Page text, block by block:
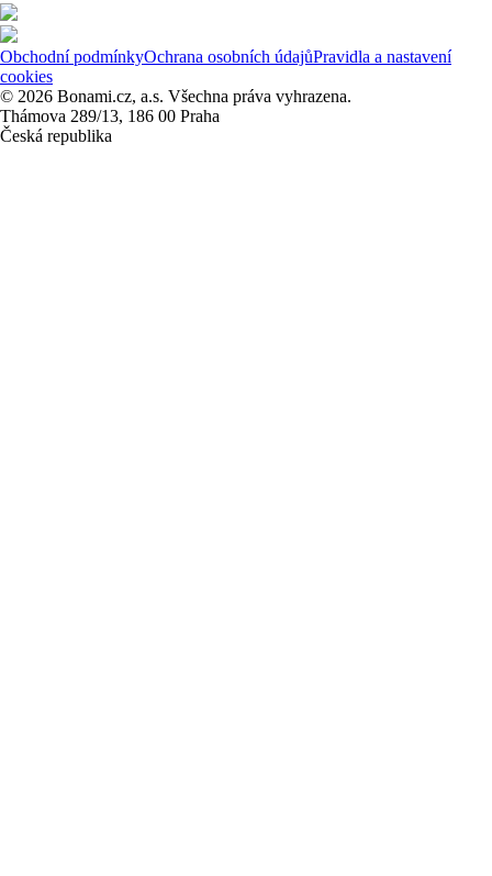
Obchodní podmínkyOchrana osobních údajůPravidla a nastavení
cookies
© 2026 Bonami.cz, a.s. Všechna práva vyhrazena.
Thámova 289/13, 186 00 Praha
Česká republika